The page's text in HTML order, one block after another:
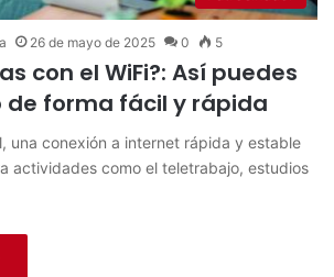
26 de mayo de 2025 0 5
con el WiFi?: Así puedes
de forma fácil y rápida
una conexión a internet rápida y estable
actividades como el teletrabajo, estudios